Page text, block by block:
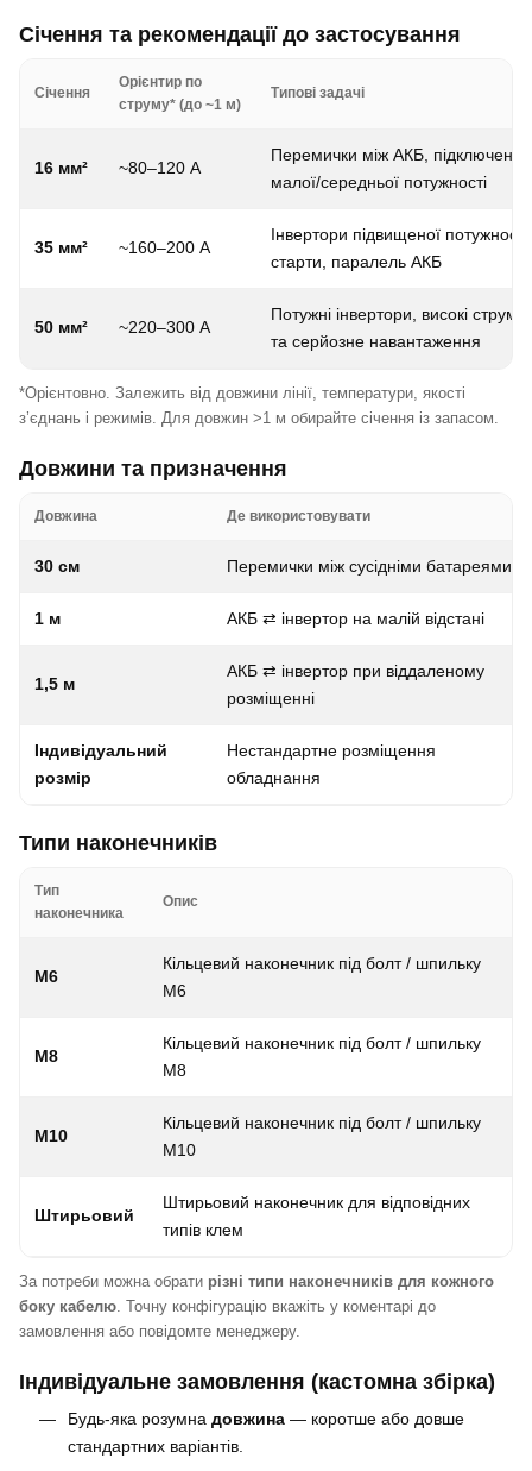
Січення та рекомендації до застосування
Січення
Орієнтир по
струму* (до ~1 м)
Типові задачі
16 мм² ~80–120 А
Перемички між АКБ, підключення
малої/середньої потужності
35 мм² ~160–200 А
Інвертори підвищеної потужності,
старти, паралель АКБ
50 мм² ~220–300 А
Потужні інвертори, високі струми,
та серйозне навантаження
*Орієнтовно. Залежить від довжини лінії, температури, якості
з’єднань і режимів. Для довжин >1 м обирайте січення із запасом.
Довжини та призначення
Довжина Де використовувати
30 см Перемички між сусідніми батареями
1 м АКБ ⇄ інвертор на малій відстані
1,5 м
АКБ ⇄ інвертор при віддаленому
розміщенні
Індивідуальний
розмір
Нестандартне розміщення
обладнання
Типи наконечників
Тип
наконечника
Опис
M6
Кільцевий наконечник під болт / шпильку
M6
M8
Кільцевий наконечник під болт / шпильку
M8
M10
Кільцевий наконечник під болт / шпильку
M10
Штирьовий
Штирьовий наконечник для відповідних
типів клем
За потреби можна обрати різні типи наконечників для кожного
боку кабелю. Точну конфігурацію вкажіть у коментарі до
замовлення або повідомте менеджеру.
Індивідуальне замовлення (кастомна збірка)
Будь-яка розумна довжина— коротше або довше
стандартних варіантів.